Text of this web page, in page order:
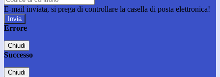
E-mail inviata, si prega di controllare la casella di posta elettronica!
Errore
Chiudi
Successo
Chiudi